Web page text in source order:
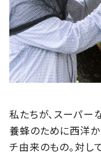
私たちが、スーパー
養蜂のために西洋
チ由来のもの。対し